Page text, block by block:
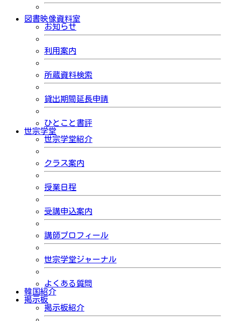
図書映像資料室
お知らせ
利用案内
所蔵資料検索
貸出期間延長申請
ひとこと書評
世宗学堂
世宗学堂紹介
クラス案内
授業日程
受講申込案内
講師プロフィール
世宗学堂ジャーナル
よくある質問
韓国紹介
掲示板
掲示板紹介